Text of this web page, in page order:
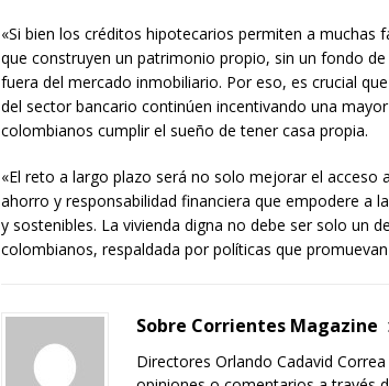
«Si bien los créditos hipotecarios permiten a muchas
que construyen un patrimonio propio, sin un fondo
fuera del mercado inmobiliario. Por eso, es crucial
del sector bancario continúen incentivando una
colombianos cumplir el sueño de tener casa propia.
«El reto a largo plazo será no solo mejorar el
ahorro y responsabilidad financiera que empodere a
y sostenibles. La vivienda digna no debe ser solo un
colombianos, respaldada por políticas que
Sobre Corrientes Magazine
Directores Orlando Cadavid Correa